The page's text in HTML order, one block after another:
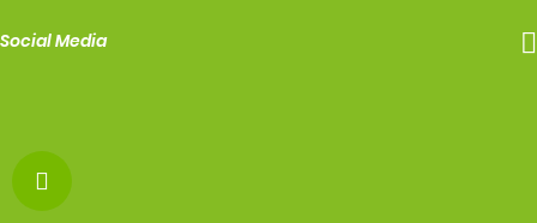
Social Media